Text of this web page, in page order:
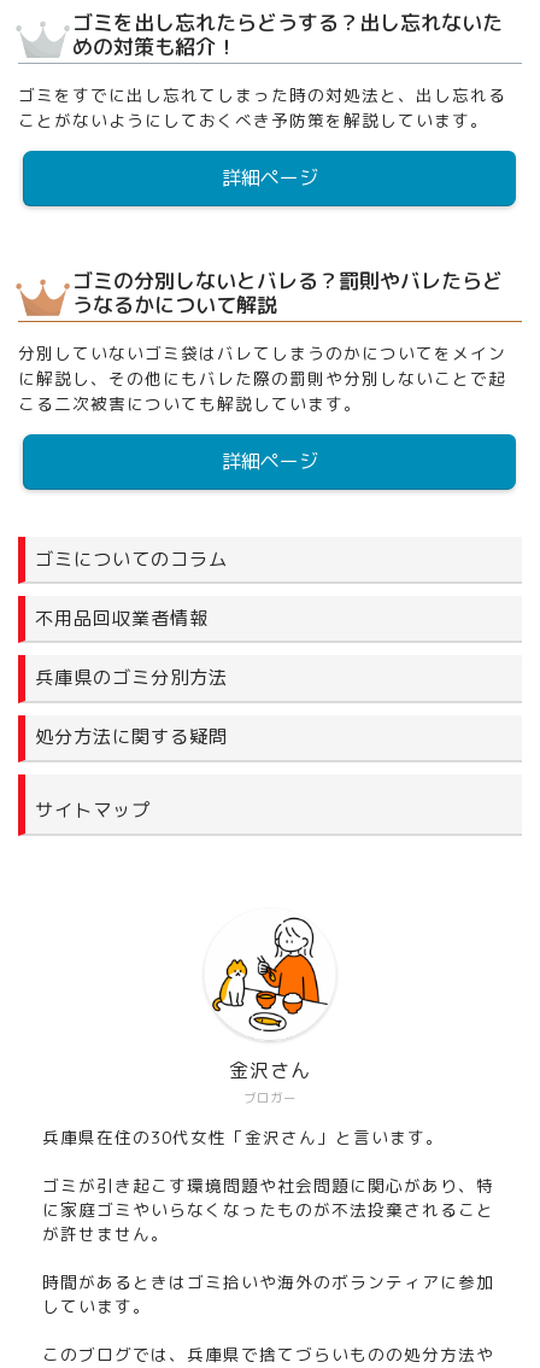
ゴミを出し忘れたらどうする？出し忘れないた
めの対策も紹介！
ゴミをすでに出し忘れてしまった時の対処法と、出し忘れる
ことがないようにしておくべき予防策を解説しています。
詳細ページ
ゴミの分別しないとバレる？罰則やバレたらど
うなるかについて解説
分別していないゴミ袋はバレてしまうのかについてをメイン
に解説し、その他にもバレた際の罰則や分別しないことで起
こる二次被害についても解説しています。
詳細ページ
ゴミについてのコラム
不用品回収業者情報
兵庫県のゴミ分別方法
処分方法に関する疑問
サイトマップ
ブロガー
金沢さん
兵庫県在住の30代女性「金沢さん」と言います。
ゴミが引き起こす環境問題や社会問題に関心があり、特
に家庭ゴミやいらなくなったものが不法投棄されること
が許せません。
時間があるときはゴミ拾いや海外のボランティアに参加
しています。
このブログでは、兵庫県で捨てづらいものの処分方法や